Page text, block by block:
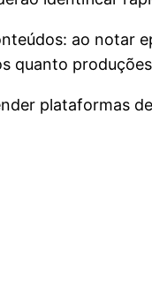
ao notar
quanto
plataformas